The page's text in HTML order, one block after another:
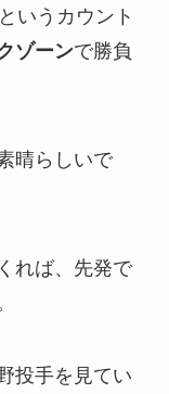
いうカウント
ゾーンで勝負
晴らしいで
れば、先発で
投手を見てい